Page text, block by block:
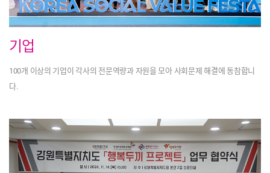
기업
100개 이상의 기업이 각사의 전문역량과 자원을 모아사회문제 해결에 동참합니
다.